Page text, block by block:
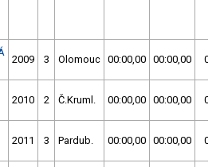
2009 3 Olomouc 00:00,00 00:00,00
2010 2 Č.Kruml. 00:00,00 00:00,00
2011 3 Pardub. 00:00,00 00:00,00